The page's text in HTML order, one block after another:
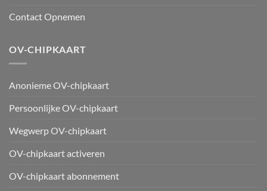
Contact Opnemen
OV-CHIPKAART
Anonieme OV-chipkaart
Persoonlijke OV-chipkaart
Wegwerp OV-chipkaart
OV-chipkaart activeren
OV-chipkaart abonnement